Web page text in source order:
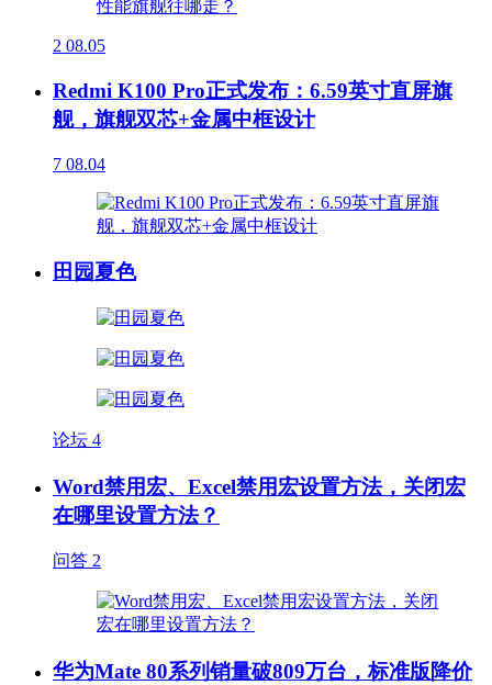
2 08.05
Redmi K100 Pro正式发布：6.59英寸直屏旗
舰，旗舰双芯+金属中框设计
7 08.04
田园夏色
论坛 4
Word禁用宏、Excel禁用宏设置方法，关闭宏
在哪里设置方法？
问答 2
华为Mate 80系列销量破809万台，标准版降价